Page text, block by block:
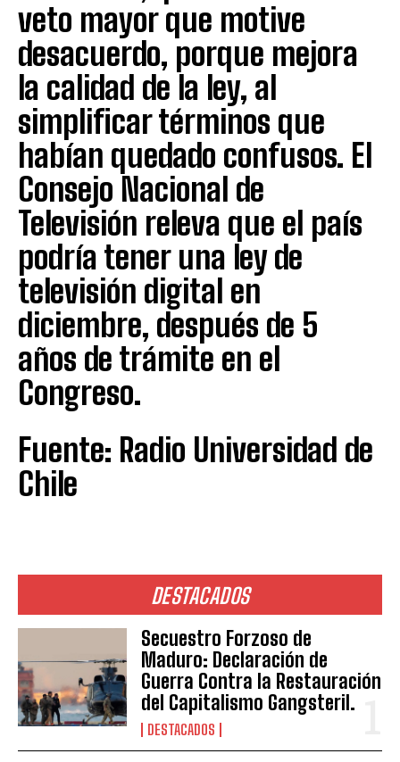
DESTACADOS
Secuestro Forzoso de
Maduro: Declaración de
Guerra Contra la Restauración
del Capitalismo Gangsteril.
DESTACADOS
veto mayor que motive
desacuerdo, porque mejora
la calidad de la ley, al
simplificar términos que
habían quedado confusos. El
Consejo Nacional de
Televisión releva que el país
podría tener una ley de
televisión digital en
diciembre, después de 5
años de trámite en el
Congreso.
Fuente: Radio Universidad de
Chile